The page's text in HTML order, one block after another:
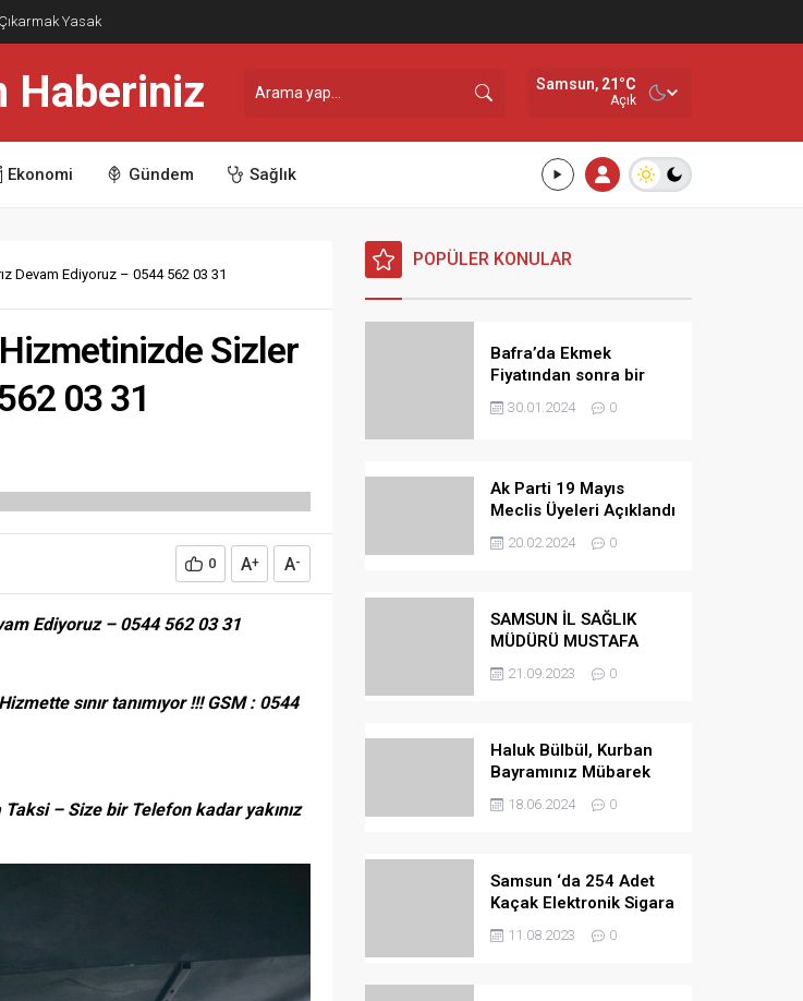
Yasak
Samsun, 21 °C
Açık
Ekonomi Gündem Sağlık
Devam Ediyoruz – 0544 562 03 31
Sizler
03 31
0 A+ A-
Ediyoruz – 0544 562 03 31
sınır tanımıyor !!! GSM : 0544
– Size bir Telefon kadar yakınız
POPÜLER KONULAR
Bafra’da Ekmek
Fiyatından sonra bir
Zamda Dolmuş
Ücretlerine
30.01.2024 0
Ak Parti 19 Mayıs
Meclis Üyeleri Açıklandı
20.02.2024 0
SAMSUN İL SAĞLIK
MÜDÜRÜ MUSTAFA
URAS OLDU
21.09.2023 0
Haluk Bülbül, Kurban
Bayramınız Mübarek
Olsun
18.06.2024 0
Samsun ‘da 254 Adet
Kaçak Elektronik Sigara
Ele Geçirilmiştir
11.08.2023 0